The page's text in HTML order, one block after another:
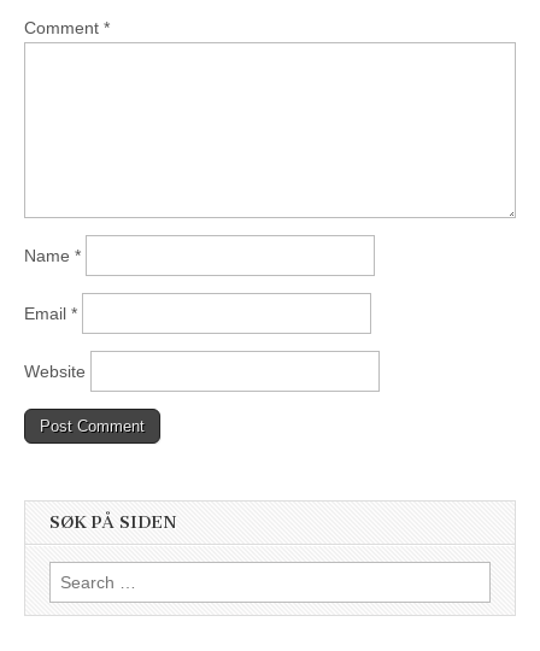
Comment *
Name *
Email *
Website
SØK PÅ SIDEN
Search
for: